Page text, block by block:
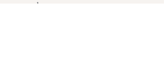
newsletter